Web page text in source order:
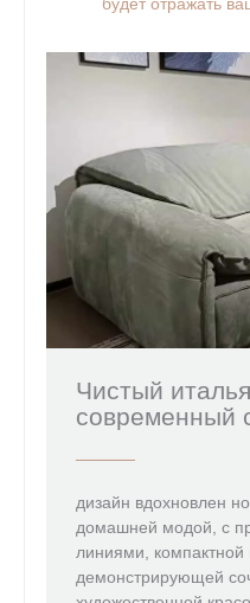
будет отражать
Чистый
современный
дизайн вдохновлен
домашней модой, с
линиями, компактной
демонстрирующей